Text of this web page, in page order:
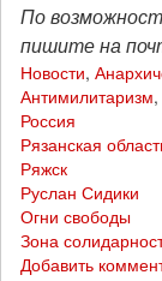
По
пишите на
Новости,
Антимилитаризм,
Россия
Рязанская
Ряжск
Руслан Сидики
Огни свободы
Зона
Добавить